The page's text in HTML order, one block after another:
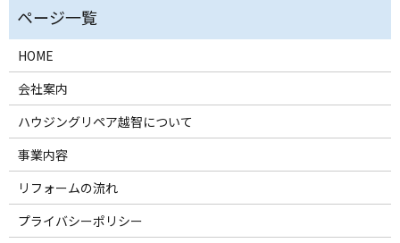
HOME
会社案内
ハウジングリペア越智について
事業内容
リフォームの流れ
プライバシーポリシー